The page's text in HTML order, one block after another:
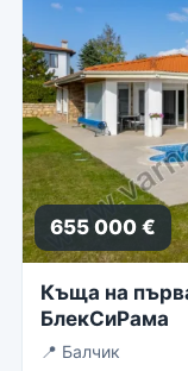
655 000 €
Къща на
БлекСиРама
📍 Балчик